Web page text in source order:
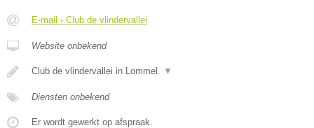
E-mail › Club de vlindervallei
Website onbekend
Club de vlindervallei in Lommel. ▼
Diensten onbekend
Er wordt gewerkt op afspraak.